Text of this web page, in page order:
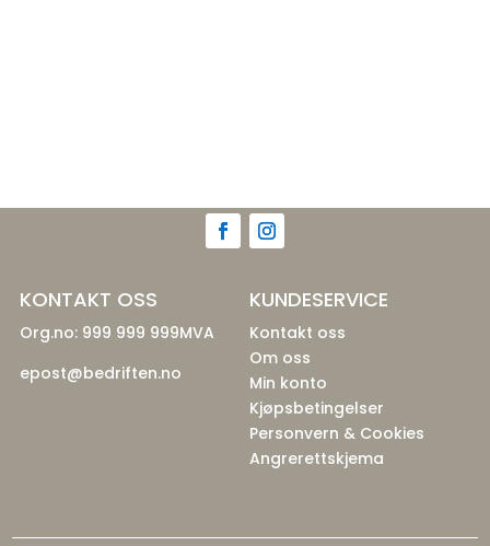
KONTAKT OSS
Org.no: 999 999 999MVA
epost@bedriften.no
KUNDESERVICE
Kontakt oss
Om oss
Min konto
Kjøpsbetingelser
Personvern & Cookies
Angrerettskjema